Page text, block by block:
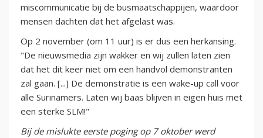
miscommunicatie bij de busmaatschappijen, waardoor
mensen dachten dat het afgelast was.
Op 2 november (om 11 uur) is er dus een herkansing.
"De nieuwsmedia zijn wakker en wij zullen laten zien
dat het dit keer niet om een handvol demonstranten
zal gaan. [...] De demonstratie is een wake-up call voor
alle Surinamers. Laten wij baas blijven in eigen huis met
een sterke SLM!"
Bij de mislukte eerste poging op 7 oktober werd